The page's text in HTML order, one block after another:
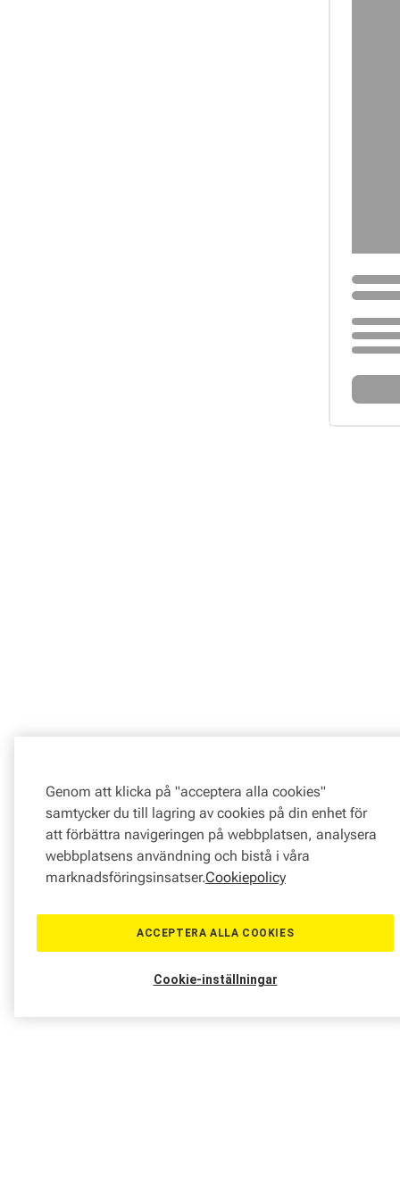
Genom att klicka på "acceptera alla cookies"
samtycker du till lagring av cookies på din enhet för
att förbättra navigeringen på webbplatsen, analysera
webbplatsens användning och bistå i våra
marknadsföringsinsatser.Cookiepolicy
ACCEPTERA ALLA COOKIES
Cookie-inställningar